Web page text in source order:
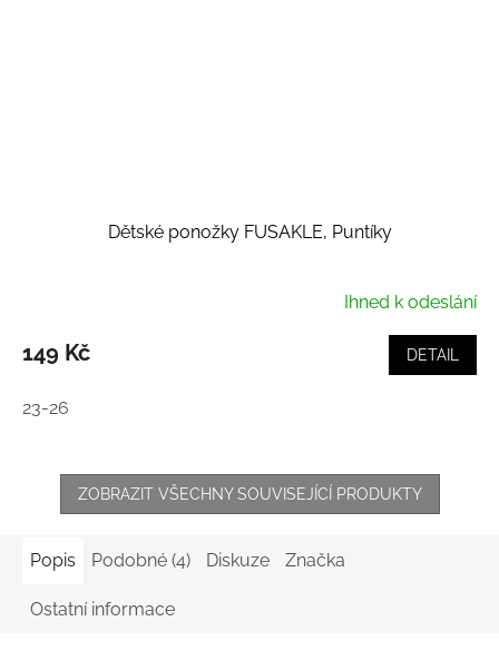
Dětské ponožky FUSAKLE, Puntíky
Ihned k odeslání
149 Kč DETAIL
23-26
ZOBRAZIT VŠECHNY SOUVISEJÍCÍ PRODUKTY
Popis Podobné (4) Diskuze Značka
Ostatní informace